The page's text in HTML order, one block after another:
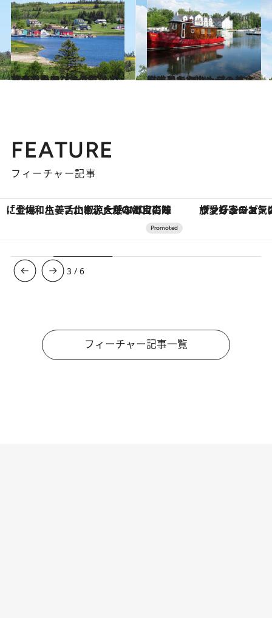
2015.11.10
『赤毛のアン』の舞台となった島の オーガニックでキュートな生活とは？
旅＆お出かけ 2015.10.13
滋味豊かなカナダの美食を求めて プリンス・エドワード・カウンティへ
旅＆お出かけ
FEATURE
フィーチャー記事
ヴァシュロン・コンスタンタン「オーヴァーシーズ・オートマティック」。旅愛好家のお気に入りコレクションから、ジェンダーレスな新作が登場
3 /6
フィーチャー記事一覧